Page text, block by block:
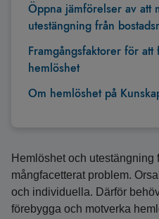
Öppna jämförelser av att
utestängning från
Framgångsfaktorer för
hemlöshet
Om hemlöshet på
Hemlöshet och
mångfacetterat problem.
och individuella. Därför
förebygga och motverka